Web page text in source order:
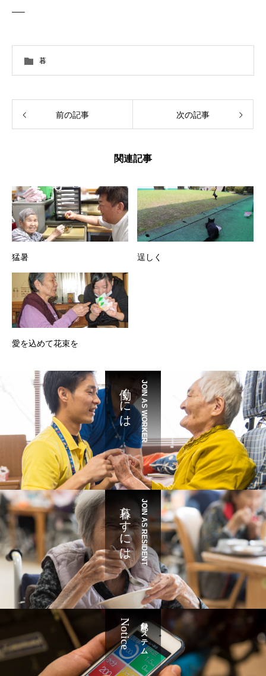
—–
暮
前の記事 次の記事
関連記事
猛暑 逞しく
愛を込めて花束を
JOIN AS WORKER
働くには
JOIN AS RESIDENT
暮らすには
記録システム
Notice